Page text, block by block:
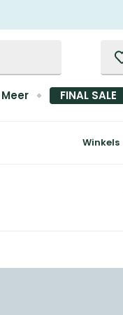
Meer FINAL SALE
Winkels